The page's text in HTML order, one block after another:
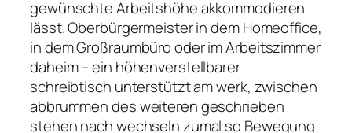
gewünschte Arbeitshöhe akkommodieren
lässt. Oberbürgermeister in dem Homeoffice,
in dem Großraumbüro oder im Arbeitszimmer
daheim – ein höhenverstellbarer
schreibtisch unterstützt am werk, zwischen
abbrummen des weiteren geschrieben
stehen nach wechseln zumal so Bewegung